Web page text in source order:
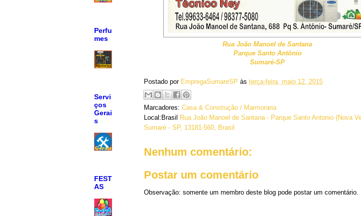
Rua João Manoel de Santana
Parque Santo Antônio
Sumaré-SP
Postado por EmpregaSumareSP às terça-feira, maio 12, 2015
Marcadores: Casa & Construção / Marmoraria
Local:Brasil
Rua João Manoel de Santana - Parque Santo Antonio (Nova
Sumaré - SP, 13181-560, Brasil
Nenhum comentário:
Postar um comentário
Observação: somente um membro deste blog pode postar um comentário.
Perfu
mes
Servi
ços
Gerai
s
FEST
AS